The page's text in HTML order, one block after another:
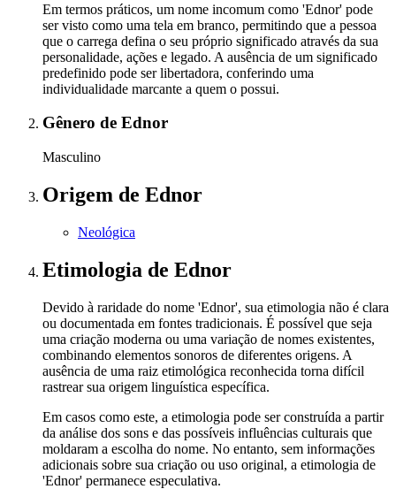
Em termos práticos, um nome incomum como 'Ednor' pode
ser visto como uma tela em branco, permitindo que a pessoa
que o carrega defina o seu próprio significado através da sua
personalidade, ações e legado. A ausência de um significado
predefinido pode ser libertadora, conferindo uma
individualidade marcante a quem o possui.
Gênero de Ednor
Masculino
Origem de Ednor
Neológica
Etimologia de Ednor
Devido à raridade do nome 'Ednor', sua etimologia não é clara
ou documentada em fontes tradicionais. É possível que seja
uma criação moderna ou uma variação de nomes existentes,
combinando elementos sonoros de diferentes origens. A
ausência de uma raiz etimológica reconhecida torna difícil
rastrear sua origem linguística específica.
Em casos como este, a etimologia pode ser construída a partir
da análise dos sons e das possíveis influências culturais que
moldaram a escolha do nome. No entanto, sem informações
adicionais sobre sua criação ou uso original, a etimologia de
'Ednor' permanece especulativa.